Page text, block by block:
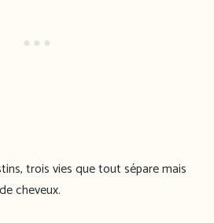
trois vies que tout sépare mais
cheveux.